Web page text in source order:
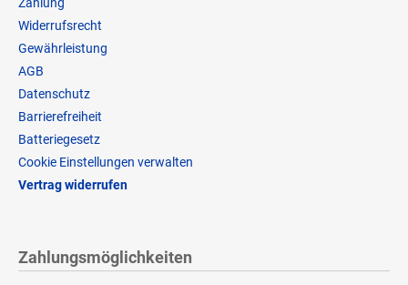
Widerrufsrecht
Gewährleistung
AGB
Datenschutz
Barrierefreiheit
Batteriegesetz
Cookie Einstellungen verwalten
Vertrag widerrufen
Zahlungsmöglichkeiten